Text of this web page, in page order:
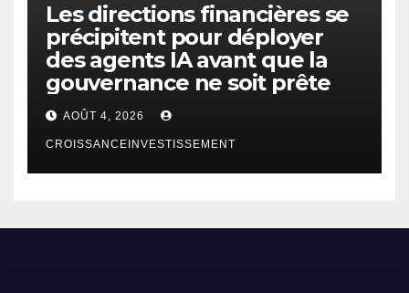
Les directions financières se
précipitent pour déployer
des agents IA avant que la
gouvernance ne soit prête
AOÛT 4, 2026
CROISSANCEINVESTISSEMENT